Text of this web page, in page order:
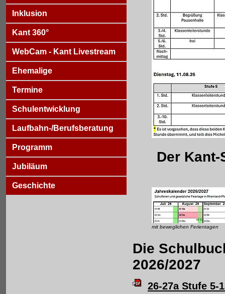
Inklusion
Kant 360°
WebCam - Kant Livestream
Ehemalige
Termine
Schulentwicklung
Laufbahn-/Berufsberatung
Programm
Jubiläum
Geschichte
Der
mit beweglichen Ferientagen
Die
2026/2027
26-27a Stufe 5-